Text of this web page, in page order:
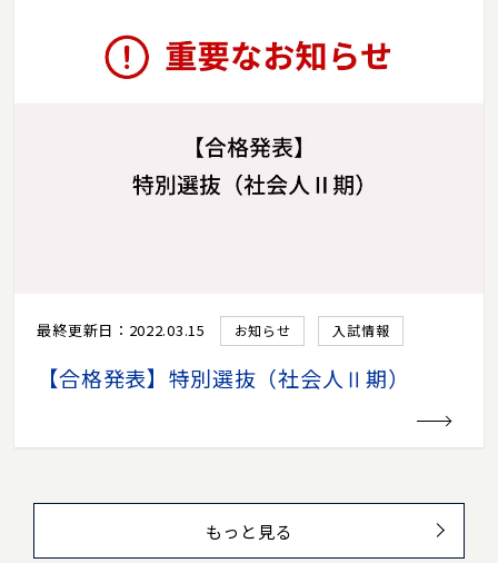
最終更新日：2022.03.15 お知らせ 入試情報
【合格発表】特別選抜（社会人Ⅱ期）
もっと見る